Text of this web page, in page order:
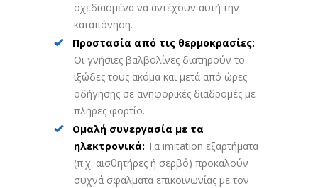
σχεδιασμένα να αντέχουν αυτή την
καταπόνηση.
Προστασία από τις θερμοκρασίες:
Οι γνήσιες βαλβολίνες διατηρούν το
ιξώδες τους ακόμα και μετά από ώρες
οδήγησης σε ανηφορικές διαδρομές με
πλήρες φορτίο.
Ομαλή συνεργασία με τα
ηλεκτρονικά: Τα imitation εξαρτήματα
(π.χ. αισθητήρες ή σερβό) προκαλούν
συχνά σφάλματα επικοινωνίας με τον